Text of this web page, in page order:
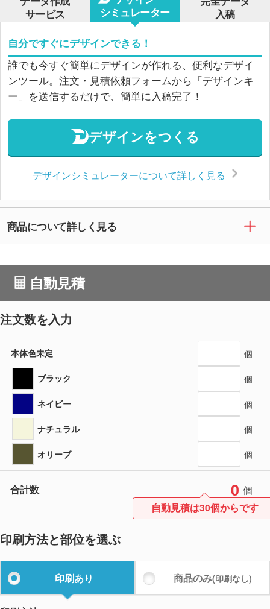
サービス
シミュレーター
入稿
自分ですぐにデザインできる！
誰でも今すぐ簡単にデザインが作れる、便利なデザイ
ンツール。注文・見積依頼フォームから「デザインキ
ー」を送信するだけで、簡単に入稿完了！
デザインをつくる
デザインシミュレーターについて詳しく見る
商品について詳しく見る
自動見積
注文数を入力
本体色未定 個
ブラック 個
ネイビー 個
ナチュラル 個
オリーブ 個
合計数 0 個
自動見積は30個からです
印刷方法と部位を選ぶ
印刷あり 商品のみ(印刷なし)